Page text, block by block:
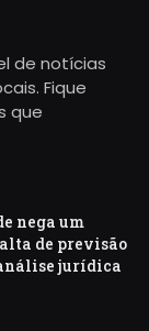
de notícias
Fique
que
nega um
de previsão
jurídica